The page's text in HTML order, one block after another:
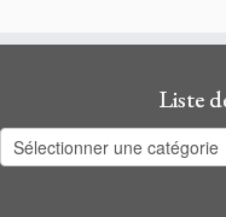
Liste
Liste
des